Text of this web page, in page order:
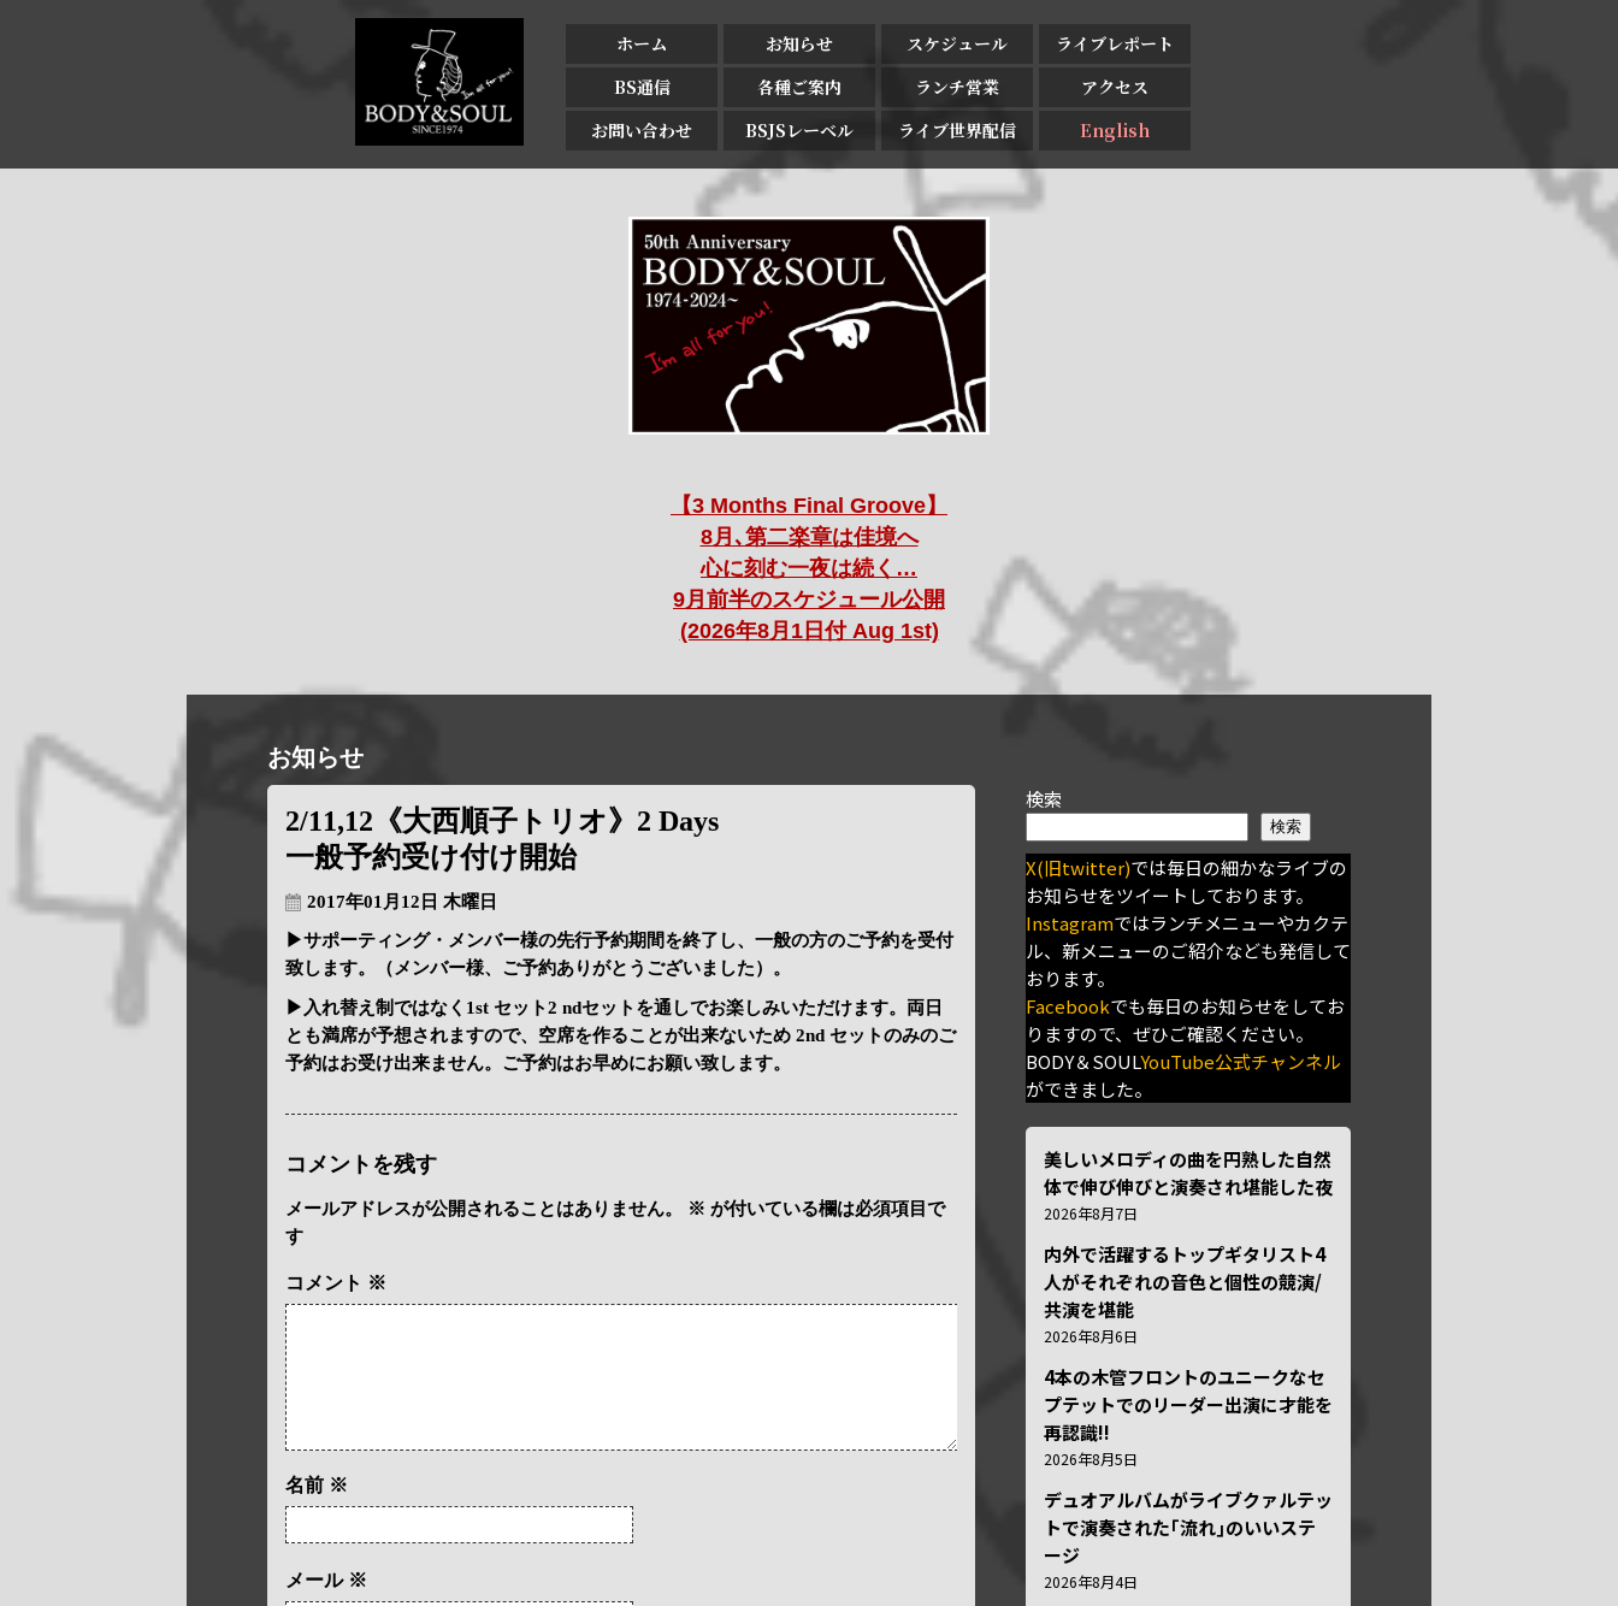
ホーム お知らせ スケジュール
ライブレポート
BS通信
各種ご案内 ランチ営業
アクセス
お問い合わせ
BSJSレーベル ライブ世界配信 English
【3 Months Final Groove】
8月､第二楽章は佳境へ
心に刻む一夜は続く…
9月前半のスケジュール公開
(2026年8月1日付 Aug 1st)
お知らせ
2/11,12《大西順子トリオ》2 Days
一般予約受け付け開始
2017年01月12日 木曜日
▶サポーティング・メンバー様の先行予約期間を終了し、一般の方のご予約を受付
致します。（メンバー様、ご予約ありがとうございました）。
▶入れ替え制ではなく1st セット2 ndセットを通しでお楽しみいただけます。両日
とも満席が予想されますので、空席を作ることが出来ないため 2nd セットのみのご
予約はお受け出来ません。ご予約はお早めにお願い致します。
コメントを残す
メールアドレスが公開されることはありません。 ※ が付いている欄は必須項目で
す
コメント ※
名前 ※
メール ※
検索
検索
X(旧twitter)では毎日の細かなライブの
お知らせをツイートしております。
Instagramではランチメニューやカクテ
ル、新メニューのご紹介なども発信して
おります。
Facebookでも毎日のお知らせをしてお
りますので、ぜひご確認ください。
BODY＆SOULYouTube公式チャンネル
ができました。
美しいメロディの曲を円熟した自然
体で伸び伸びと演奏され堪能した夜
2026年8月7日
内外で活躍するトップギタリスト4
人がそれぞれの音色と個性の競演/
共演を堪能
2026年8月6日
4本の木管フロントのユニークなセ
プテットでのリーダー出演に才能を
再認識!!
2026年8月5日
デュオアルバムがライブクァルテッ
トで演奏された｢流れ｣のいいステ
ージ
2026年8月4日